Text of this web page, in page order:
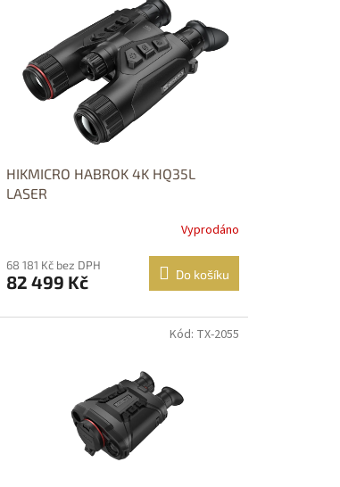
HIKMICRO HABROK 4K HQ35L
LASER
Vyprodáno
68 181 Kč bez DPH
82 499 Kč Do košíku
Kód: TX-2055